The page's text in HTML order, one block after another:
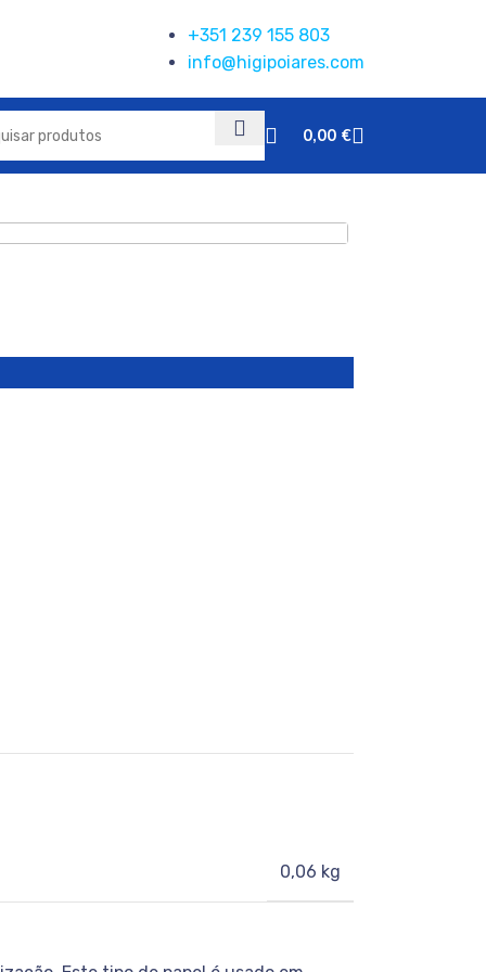
+351 239 155 803
info@higipoiares.com
0,00 €
0,06 kg